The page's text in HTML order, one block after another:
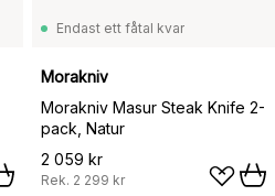
Endast ett fåtal kvar
Morakniv
Morakniv Masur Steak Knife 2-
pack, Natur
2 059 kr
Rek. 2 299 kr